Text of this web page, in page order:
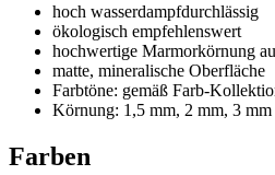
hoch wasserdampfdurchlässig
ökologisch empfehlenswert
hochwertige Marmorkörnung
matte, mineralische Oberfläche
Farbtöne: gemäß Farb-
Körnung: 1,5 mm, 2 mm, 3 mm
Farben